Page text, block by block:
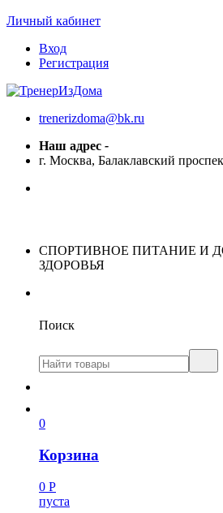
Личный кабинет
Вход
Регистрация
trenerizdoma@bk.ru
Наш адрес -
г. Москва, Балаклавский
СПОРТИВНОЕ ПИТАНИЕ И
ЗДОРОВЬЯ
Поиск
0
Корзина
0 Р
пуста